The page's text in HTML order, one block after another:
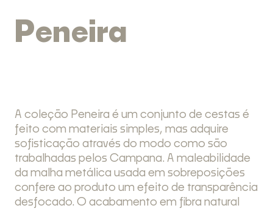
Peneira
A coleção Peneira é um conjunto de cestas é
feito com materiais simples, mas adquire
sofisticação através do modo como são
trabalhadas pelos Campana. A maleabilidade
da malha metálica usada em sobreposições
confere ao produto um efeito de transparência
desfocado. O acabamento em fibra natural